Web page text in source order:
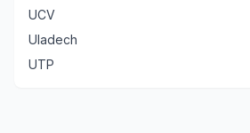
UCV
Uladech
UTP